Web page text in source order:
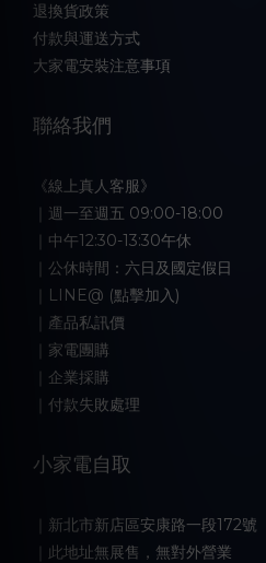
退換貨政策
付款與運送方式
大家電安裝注意事項
聯絡我們
《線上真人客服》
｜週一至週五 09:00-18:00
｜中午12:30-13:30午休
｜公休時間：六日及國定假日
｜LINE@ (點擊加入)
｜產品私訊價
｜家電團購
｜企業採購
｜付款失敗處理
小家電自取
｜新北市新店區安康路一段172號
｜此地址無展售，無對外營業